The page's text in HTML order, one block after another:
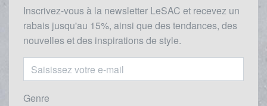
Inscrivez-vous à la newsletter LeSAC et recevez un
rabais jusqu'au 15%, ainsi que des tendances, des
nouvelles et des inspirations de style.
Genre